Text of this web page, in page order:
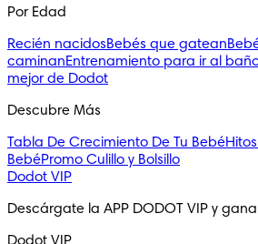
Por Edad
Recién nacidosBebés que gatean
caminanEntrenamiento para ir al
mejor de Dodot
Descubre Más
Tabla De Crecimiento De Tu Bebé
BebéPromo Culillo y Bolsillo
Dodot VIP
Descárgate la APP DODOT VIP y